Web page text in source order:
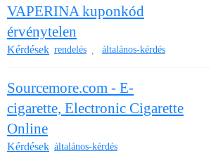
VAPERINA kuponkód
érvénytelen
Kérdések rendelés általános-kérdés
Sourcemore.com - E-
cigarette, Electronic Cigarette
Online
Kérdések általános-kérdés